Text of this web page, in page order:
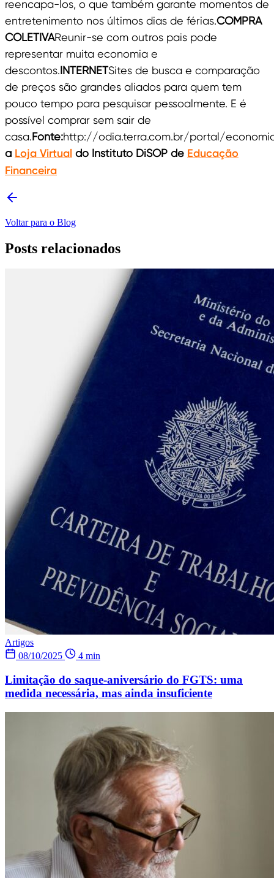
reencapa-los, o que também garante momentos de
entretenimento nos últimos dias de férias.COMPRA
COLETIVAReunir-se com outros pais pode
representar muita economia e
descontos.INTERNETSites de busca e comparação
de preços são grandes aliados para quem tem
pouco tempo para pesquisar pessoalmente. E é
possível comprar sem sair de
casa.Fonte:http://odia.terra.com.br/portal/
a Loja Virtual do Instituto DiSOP de Educação
Financeira
Voltar para o Blog
Posts relacionados
Artigos
08/10/2025
4 min
Limitação do saque-aniversário do FGTS: uma
medida necessária, mas ainda insuficiente